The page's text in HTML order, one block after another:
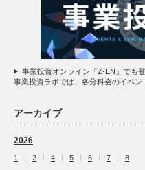
事業投資オンライン「Z-EN」でも
事業投資ラボでは、各分科会のイベン
アーカイブ
2026
1 2 4 5 6 7 8